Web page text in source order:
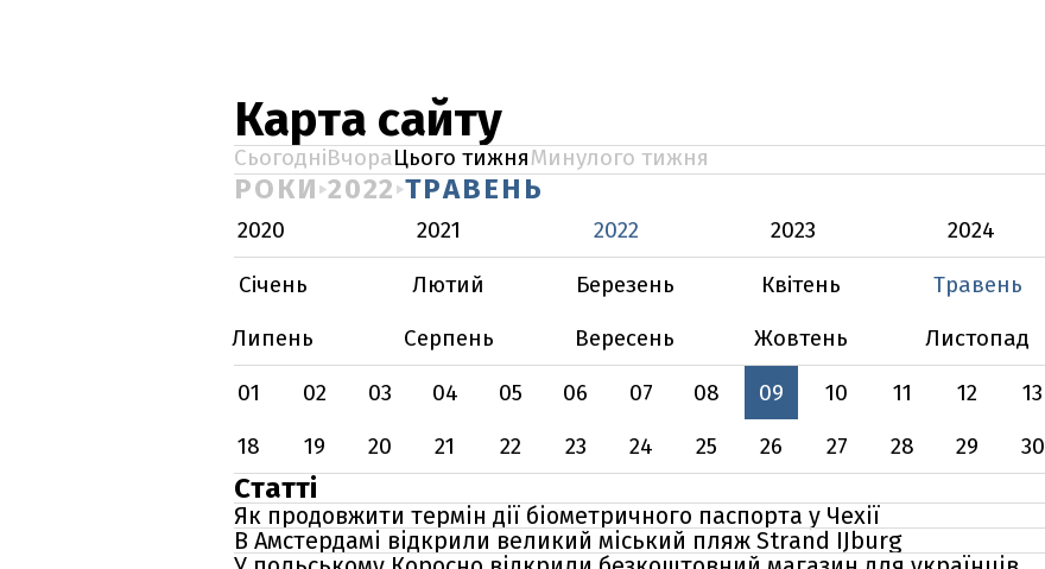
Карта сайту
СьогодніВчораЦього тижняМинулого тижня
РОКИ 2022 ТРАВЕНЬ
2020 2021 2022 2023 2024
Січень
Лютий Березень Квітень Травень
Липень
Серпень Вересень Жовтень Листопад
01
02 03 04 05 06 07 08 09 10 11 12 13
18
19 20 21 22 23 24 25 26 27 28 29 30
Статті
Як продовжити термін дії біометричного паспорта у Чехії
В Амстердамі відкрили великий міський пляж Strand IJburg